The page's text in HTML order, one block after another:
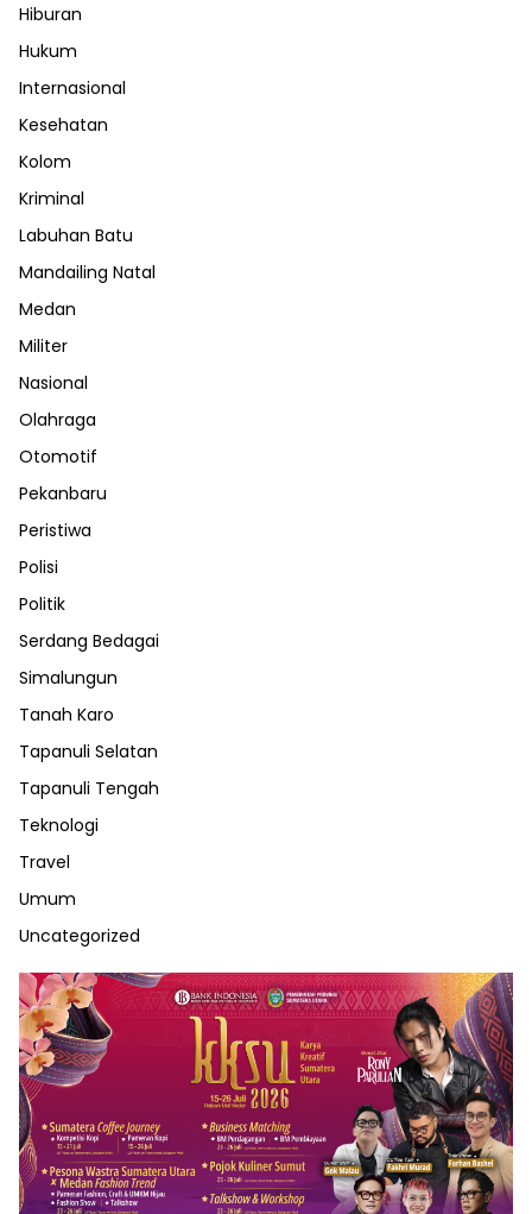
Hiburan
Hukum
Internasional
Kesehatan
Kolom
Kriminal
Labuhan Batu
Mandailing Natal
Medan
Militer
Nasional
Olahraga
Otomotif
Pekanbaru
Peristiwa
Polisi
Politik
Serdang Bedagai
Simalungun
Tanah Karo
Tapanuli Selatan
Tapanuli Tengah
Teknologi
Travel
Umum
Uncategorized